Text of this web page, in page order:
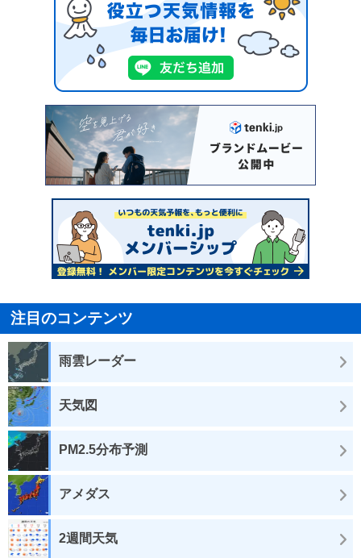
注目のコンテンツ
雨雲レーダー
天気図
PM2.5分布予測
アメダス
2週間天気